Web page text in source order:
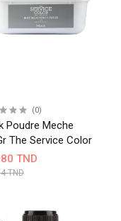
(0)
Poudre Meche
The Service Color
TND
TND